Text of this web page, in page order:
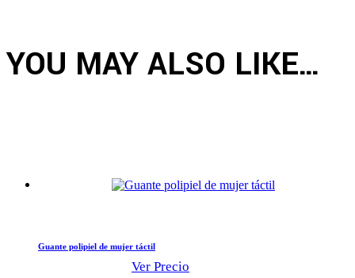
YOU MAY ALSO LIKE…
Guante polipiel de mujer táctil
Ver Precio